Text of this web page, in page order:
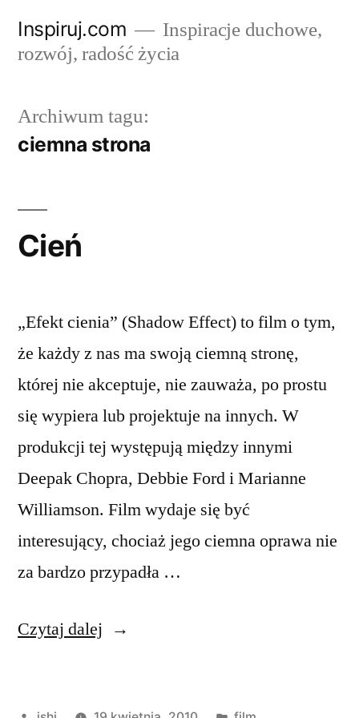
Inspiruj.com
Inspiracje duchowe,
rozwój, radość życia
Archiwum tagu:
ciemna strona
Cień
„Efekt cienia” (Shadow Effect) to film o tym,
że każdy z nas ma swoją ciemną stronę,
której nie akceptuje, nie zauważa, po prostu
się wypiera lub projektuje na innych. W
produkcji tej występują między innymi
Deepak Chopra, Debbie Ford i Marianne
Williamson. Film wydaje się być
interesujący, chociaż jego ciemna oprawa nie
za bardzo przypadła …
Czytaj dalej „Cień”